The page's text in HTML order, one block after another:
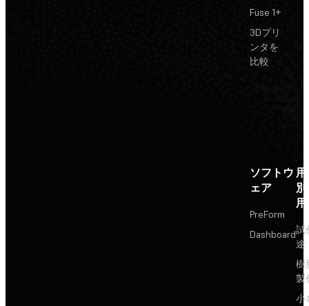
Fuse 1+
3Dプリ
ンタを
比較
ソフトウ
ェア
PreForm
Dashboard試
途
樹
製
小